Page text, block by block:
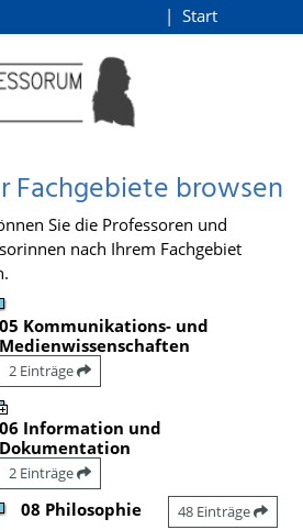
Start
Fachgebiete browsen
Sie die Professoren und
nach Ihrem Fachgebiet
05 Kommunikations- und
Medienwissenschaften
2 Einträge
06 Information und
Dokumentation
2 Einträge
08 Philosophie 48 Einträge